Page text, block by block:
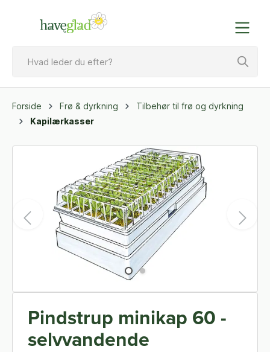
Forside Frø & dyrkning
Tilbehør til frø og dyrkning
Kapilærkasser
Pindstrup minikap 60 -
selvvandende